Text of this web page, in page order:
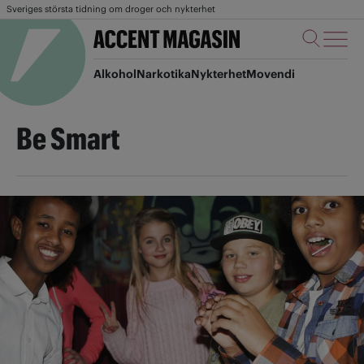
Sveriges största tidning om droger och nykterhet
AlkoholNarkotikaNykterhetMovendi
Be Smart